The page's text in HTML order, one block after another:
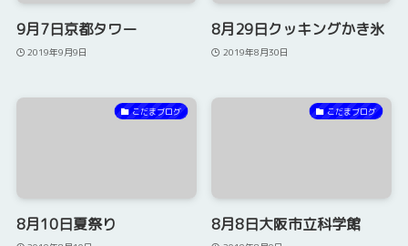
9月7日京都タワー
2019年9月9日
8月29日クッキングかき氷
2019年8月30日
こだまブログ
8月10日夏祭り
こだまブログ
8月8日大阪市立科学館